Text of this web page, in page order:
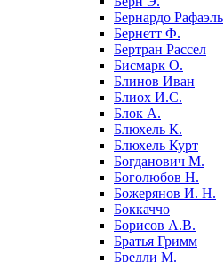
Бернардо Рафаэль
Бернетт Ф.
Бертран Рассел
Бисмарк О.
Блинов Иван
Блиох И.С.
Блок А.
Блюхель К.
Блюхель Курт
Богданович М.
Боголюбов Н.
Божерянов И. Н.
Боккаччо
Борисов А.В.
Братья Гримм
Бредли М.